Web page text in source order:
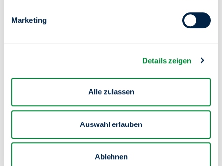
Marketing
Details zeigen
Alle zulassen
Auswahl erlauben
Ablehnen